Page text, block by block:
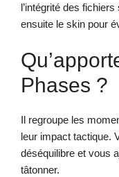
l’intégrité des
ensuite le skin pour
Phases ?
Il regroupe les
leur impact tactique.
déséquilibre et vous
tâtonner.